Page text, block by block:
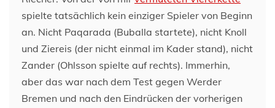
spielte tatsächlich kein einziger Spieler von Beginn
an. Nicht Paqarada (Buballa startete), nicht Knoll
und Ziereis (der nicht einmal im Kader stand), nicht
Zander (Ohlsson spielte auf rechts). Immerhin,
aber das war nach dem Test gegen Werder
Bremen und nach den Eindrücken der vorherigen